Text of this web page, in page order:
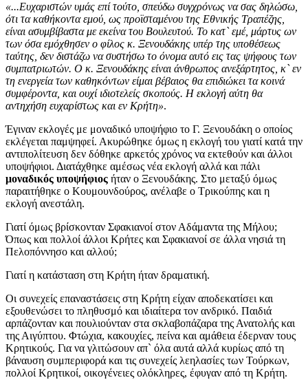
«...Ευχαριστών υμάς επί τούτο, σπεύδω συγχρόνως να σας δηλώσω,
ότι τα καθήκοντα εμού, ως προϊσταμένου της Εθνικής Τραπέζης,
είναι ασυμβίβαστα με εκείνα του Βουλευτού. Το κατ` εμέ, μάρτυς ων
των όσα εμόχθησεν ο φίλος κ. Ξενουδάκης υπέρ της υποθέσεως
ταύτης, δεν διστάζω να συστήσω το όνομα αυτό εις τας ψήφους των
συμπατριωτών. Ο κ. Ξενουδάκης είναι άνθρωπος ανεξάρτητος, κ` εν
τη ενεργεία των καθηκόντων είμαι βέβαιος θα επιδιώκει τα κοινά
συμφέροντα, και ουχί ιδιοτελείς σκοπούς. Η εκλογή αύτη θα
αντηχήση ευχαρίστως και εν Κρήτη».
Έγιναν εκλογές με μοναδικό υποψήφιο το Γ. Ξενουδάκη ο οποίος
εκλέγεται παμψηφεί. Ακυρώθηκε όμως η εκλογή του γιατί κατά την
αντιπολίτευση δεν δόθηκε αρκετός χρόνος να εκτεθούν και άλλοι
υποψήφιοι. Διατάχθηκε αμέσως νέα εκλογή αλλά και πάλι
μοναδικός υποψήφιος ήταν ο Ξενουδάκης. Στο μεταξύ όμως
παραιτήθηκε ο Κουμουνδούρος, ανέλαβε ο Τρικούπης και η
εκλογή ανεστάλη.
Γιατί όμως βρίσκονταν Σφακιανοί στον Αδάμαντα της Μήλου;
Όπως και πολλοί άλλοι Κρήτες και Σφακιανοί σε άλλα νησιά τη
Πελοπόννησο και αλλού;
Γιατί η κατάσταση στη Κρήτη ήταν δραματική.
Οι συνεχείς επαναστάσεις στη Κρήτη είχαν αποδεκατίσει και
εξουθενώσει το πληθυσμό και ιδιαίτερα τον ανδρικό. Παιδιά
αρπάζονταν και πουλιούνταν στα σκλαβοπάζαρα της Ανατολής και
της Αιγύπτου. Φτώχια, κακουχίες, πείνα και αμάθεια έδερναν τους
Κρητικούς. Για να γλιτώσουν απ` όλα αυτά αλλά κυρίως από τη
βάναυση συμπεριφορά και τις συνεχείς λεηλασίες των Τούρκων,
πολλοί Κρητικοί, οικογένειες ολόκληρες, έφυγαν από τη Κρήτη.